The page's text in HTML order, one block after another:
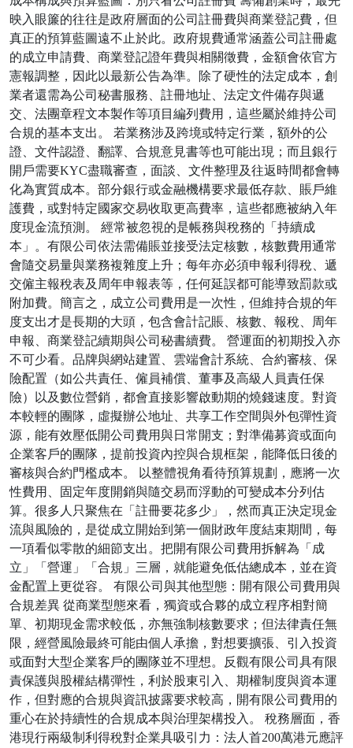
映入眼簾的往往是政府層面的公司註冊費與商業登記費，但
真正的預算藍圖遠不止於此。政府規費通常涵蓋公司註冊處
的成立申請費、商業登記證年費與相關徵費，金額會依官方
憲報調整，因此以最新公告為準。除了硬性的法定成本，創
業者還需為公司秘書服務、註冊地址、法定文件備存與遞
交、法團章程文本製作等項目編列費用，這些屬於維持公司
合規的基本支出。 若業務涉及跨境或特定行業，額外的公
證、文件認證、翻譯、合規意見書等也可能出現；而且銀行
開戶需要KYC盡職審查，面談、文件整理及往返時間都會轉
化為實質成本。部分銀行或金融機構要求最低存款、賬戶維
護費，或對特定國家交易收取更高費率，這些都應被納入年
度現金流預測。 經常被忽視的是帳務與稅務的「持續成
本」。有限公司依法需備賬並接受法定核數，核數費用通常
會隨交易量與業務複雜度上升；每年亦必須申報利得稅、遞
交僱主報稅表及周年申報表等，任何延誤都可能導致罰款或
附加費。簡言之，成立公司費用是一次性，但維持合規的年
度支出才是長期的大頭，包含會計記賬、核數、報稅、周年
申報、商業登記續期與公司秘書續費。 營運面的初期投入亦
不可少看。品牌與網站建置、雲端會計系統、合約審核、保
險配置（如公共責任、僱員補償、董事及高級人員責任保
險）以及數位營銷，都會直接影響啟動期的燒錢速度。對資
本較輕的團隊，虛擬辦公地址、共享工作空間與外包彈性資
源，能有效壓低開公司費用與日常開支；對準備募資或面向
企業客戶的團隊，提前投資內控與合規框架，能降低日後的
審核與合約門檻成本。 以整體視角看待預算規劃，應將一次
性費用、固定年度開銷與隨交易而浮動的可變成本分列估
算。很多人只聚焦在「註冊要花多少」，然而真正決定現金
流與風險的，是從成立開始到第一個財政年度結束期間，每
一項看似零散的細節支出。把開有限公司費用拆解為「成
立」「營運」「合規」三層，就能避免低估總成本，並在資
金配置上更從容。 有限公司與其他型態：開有限公司費用與
合規差異 從商業型態來看，獨資或合夥的成立程序相對簡
單、初期現金需求較低，亦無強制核數要求；但法律責任無
限，經營風險最終可能由個人承擔，對想要擴張、引入投資
或面對大型企業客戶的團隊並不理想。反觀有限公司具有限
責保護與股權結構彈性，利於股東引入、期權制度與資本運
作，但對應的合規與資訊披露要求較高，開有限公司費用的
重心在於持續性的合規成本與治理架構投入。 稅務層面，香
港現行兩級制利得稅對企業具吸引力：法人首200萬港元應評